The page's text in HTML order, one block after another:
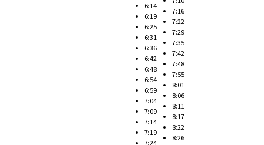
6:14
6:19
6:25
6:31
6:36
6:42
6:48
6:54
6:59
7:04
7:09
7:14
7:19
7:24
7:16
7:22
7:29
7:35
7:42
7:48
7:55
8:01
8:06
8:11
8:17
8:22
8:26